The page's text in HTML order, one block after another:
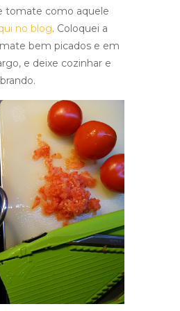
tomate como aquele
no blog. Coloquei a
bem picados e em
e deixe cozinhar e